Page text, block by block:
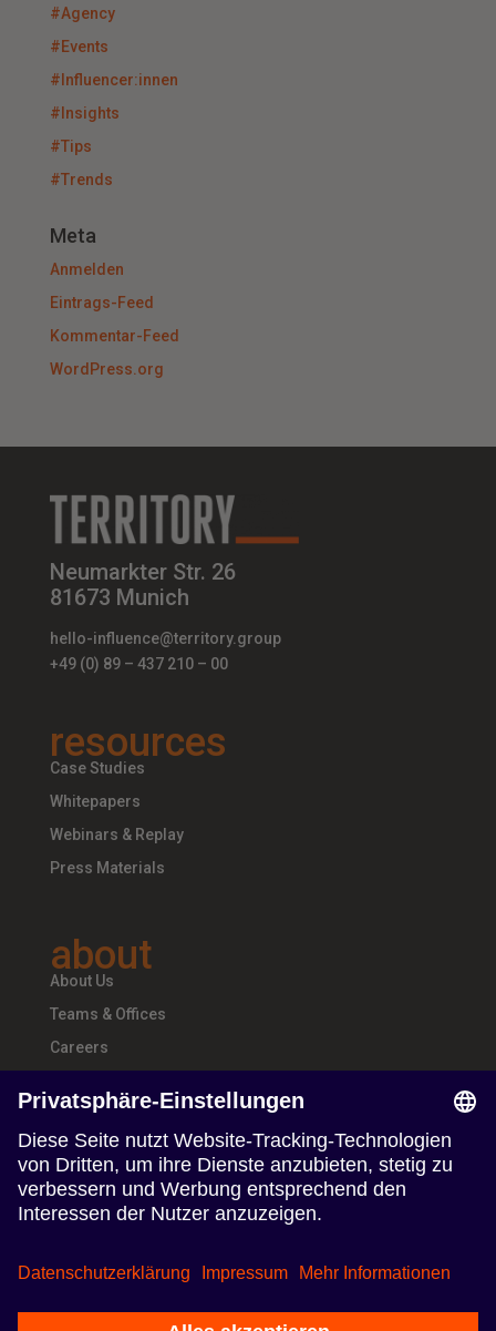
#Agency
#Events
#Influencer:innen
#Insights
#Tips
#Trends
Meta
Anmelden
Eintrags-Feed
Kommentar-Feed
WordPress.org
Neumarkter Str. 26
81673 Munich
hello-influence@territory.group
+49 (0) 89 – 437 210 – 00
resources
Case Studies
Whitepapers
Webinars & Replay
Press Materials
about
About Us
Teams & Offices
Careers
follow us
Follow us on Linkedin
Follow us on Instagram